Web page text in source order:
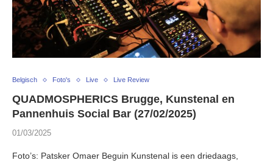
Belgisch Foto's Live Live Review
QUADMOSPHERICS Brugge, Kunstenal en
Pannenhuis Social Bar (27/02/2025)
01/03/2025
Foto’s: Patsker Omaer Beguin Kunstenal is een driedaags,